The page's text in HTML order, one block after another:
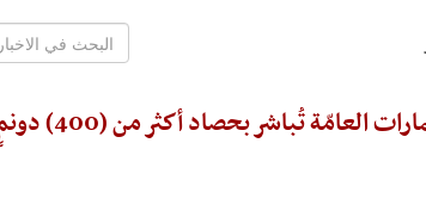
تُباشر بحصاد أكثر من (400) دونمٍ من محصول الحنطة